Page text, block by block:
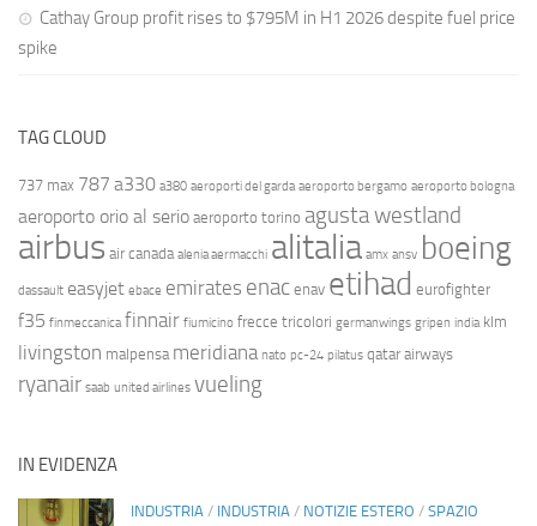
Cathay Group profit rises to $795M in H1 2026 despite fuel price
spike
TAG CLOUD
737 max 787 a330 a380 aeroporti del garda aeroporto bergamo aeroporto bologna
aeroporto orio al serio aeroporto torino agusta westland
airbus air canada alenia aermacchi alitalia amx ansv boeing
dassault easyjet ebace emirates enac enav etihad eurofighter
f35 finmeccanica finnair fiumicino frecce tricolori germanwings gripen india klm
livingston malpensa meridiana nato pc-24 pilatus qatar airways
ryanair saab united airlines vueling
IN EVIDENZA
INDUSTRIA / INDUSTRIA / NOTIZIE ESTERO / SPAZIO